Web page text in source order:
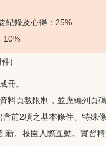
紀錄及心得：25%
10%
)
冊。
料頁數限制，並應編列頁
前2項之基本條件、特殊
新、校園人際互動、實習